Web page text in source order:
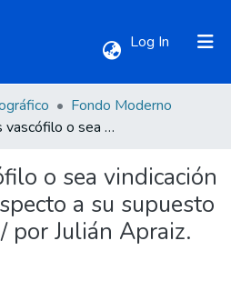
Log In (current)
Fondo Moderno
Cervantes vascófilo o sea vindicación de Cervantes respecto a su supuesto antivizcainismo / por Julián Apraiz.
o sea vindicación
a su supuesto
por Julián Apraiz.